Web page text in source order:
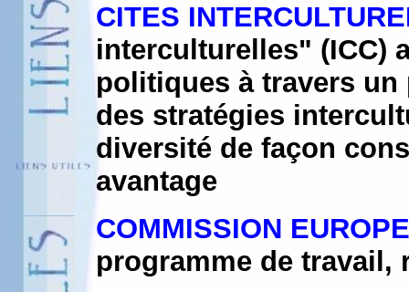
CITES
interculturelles" (ICC)
politiques à travers
des stratégies
diversité de façon
avantage
COMMISSION
programme de travail,